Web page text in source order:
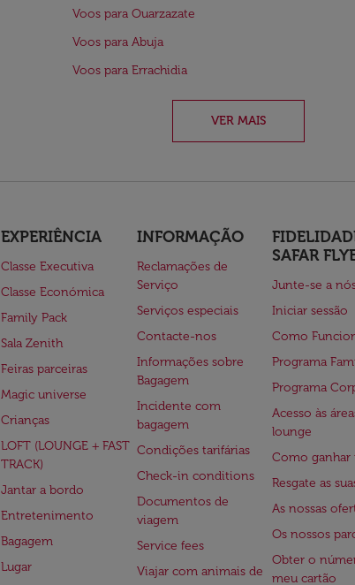
Voos para Ouarzazate
Voos para Abuja
Voos para Errachidia
VER MAIS
EXPERIÊNCIA
Classe Executiva
Classe Económica
Family Pack
Sala Zenith
Feiras parceiras
Magic universe
Crianças
LOFT (LOUNGE + FAST
TRACK)
Jantar a bordo
Entretenimento
Bagagem
Lugar
INFORMAÇÃO
Reclamações de
Serviço
Serviços especiais
Contacte-nos
Informações sobre
Bagagem
Incidente com
bagagem
Condições tarifárias
Check-in conditions
Documentos de
viagem
Service fees
Viajar com animais de
SAFAR
Junte-se a
Iniciar sessão
Como
Programa
Programa
Acesso às
lounge
Como ganhar
Resgate as
As nossas
Os nossos
Obter o
meu cartão